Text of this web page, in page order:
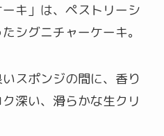
キ」は、ペストリーシ
シグニチャーケーキ。
スポンジの間に、香り
深い、滑らかな生クリ